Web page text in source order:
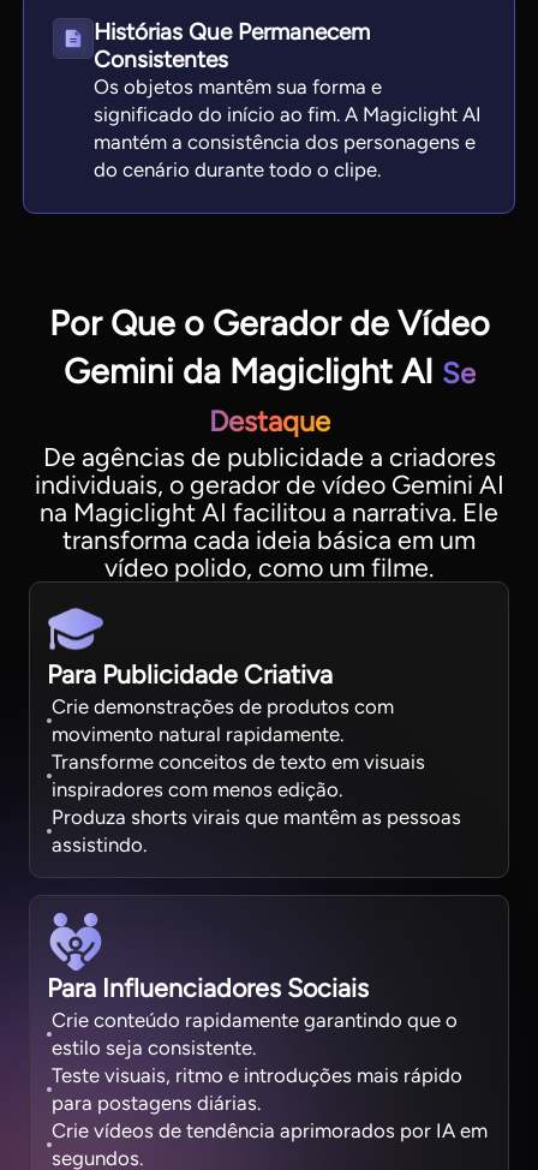
Histórias Que Permanecem
Consistentes
Os objetos mantêm sua forma e
significado do início ao fim. A Magiclight AI
mantém a consistência dos personagens e
do cenário durante todo o clipe.
Por Que o Gerador de Vídeo
Gemini da Magiclight AI Se
Destaque
De agências de publicidade a criadores
individuais, o gerador de vídeo Gemini AI
na Magiclight AI facilitou a narrativa. Ele
transforma cada ideia básica em um
vídeo polido, como um filme.
Para Publicidade Criativa
Crie demonstrações de produtos com
movimento natural rapidamente.
Transforme conceitos de texto em visuais
inspiradores com menos edição.
Produza shorts virais que mantêm as pessoas
assistindo.
Para Influenciadores Sociais
Crie conteúdo rapidamente garantindo que o
estilo seja consistente.
Teste visuais, ritmo e introduções mais rápido
para postagens diárias.
Crie vídeos de tendência aprimorados por IA em
segundos.